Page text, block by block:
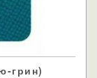
грин)